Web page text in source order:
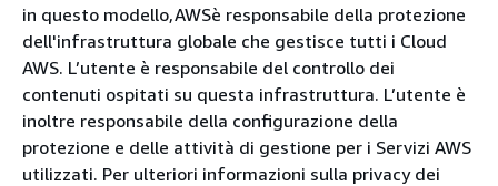
in questo modello,AWSè responsabile della protezione
dell'infrastruttura globale che gestisce tutti i Cloud
AWS. L’utente è responsabile del controllo dei
contenuti ospitati su questa infrastruttura. L’utente è
inoltre responsabile della configurazione della
protezione e delle attività di gestione per i Servizi AWS
utilizzati. Per ulteriori informazioni sulla privacy dei